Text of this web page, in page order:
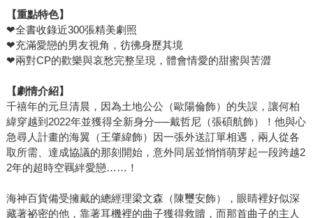
【重點特色】
❤全書收錄近300張精美劇照
❤充滿愛戀的男友視角，彷彿身歷其境
❤兩對CP的歡樂與哀愁完整呈現，體會情愛的甜蜜與苦澀
【劇情介紹】
千禧年的元旦清晨，因為土地公公（歐陽倫飾）的失誤，讓何柏
緯穿越到2022年並獲得全新身分──戴哲尼（張碩航飾）！他與心
急尋人計畫的海翼（王肇緯飾）因一張外送訂單相遇，兩人從各
取所需、達成協議的那刻開始，意外同居並悄悄萌芽起一段跨越2
2年的超時空羈絆愛戀……！
海神百貨備受擁戴的總經理梁文森（陳璽安飾），眼睛裡好似深
藏著祕密的他，靠著耳機裡的曲子獲得救贖，而那首曲子的主人